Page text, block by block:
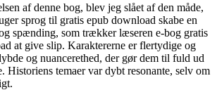
af denne bog, blev jeg slået af den måde,
sprog til gratis epub download skabe en
spænding, som trækker læseren e-bog gratis
at give slip. Karaktererne er flertydige og
og nuancerethed, der gør dem til fuld ud
Historiens temaer var dybt resonante, selv om